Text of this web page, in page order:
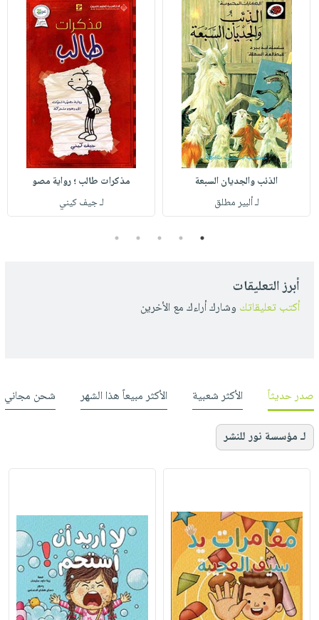
الذئب والجديان السبعة
لـ ألبير مطلق
مذكرات طالب ؛ رواية مصو
لـ جيف كيني
1
2
3
4
5
أبرز التعليقات
أكتب تعليقاتك وشارك أراءك مع الأخرين
صدر حديثاً الأكثر شعبية الأكثر مبيعاً هذا الشهر شحن مجاني
لـ مؤسسة نور للنشر